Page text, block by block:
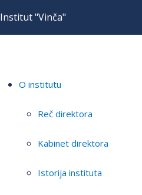
Institut "Vinča"
O institutu
Reč direktora
Kabinet direktora
Istorija instituta